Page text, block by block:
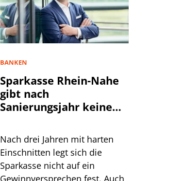
BANKEN
Sparkasse Rhein-Nahe
gibt nach
Sanierungsjahr keine
Nach drei Jahren mit harten
Einschnitten legt sich die
Sparkasse nicht auf ein
Gewinnversprechen fest. Auch